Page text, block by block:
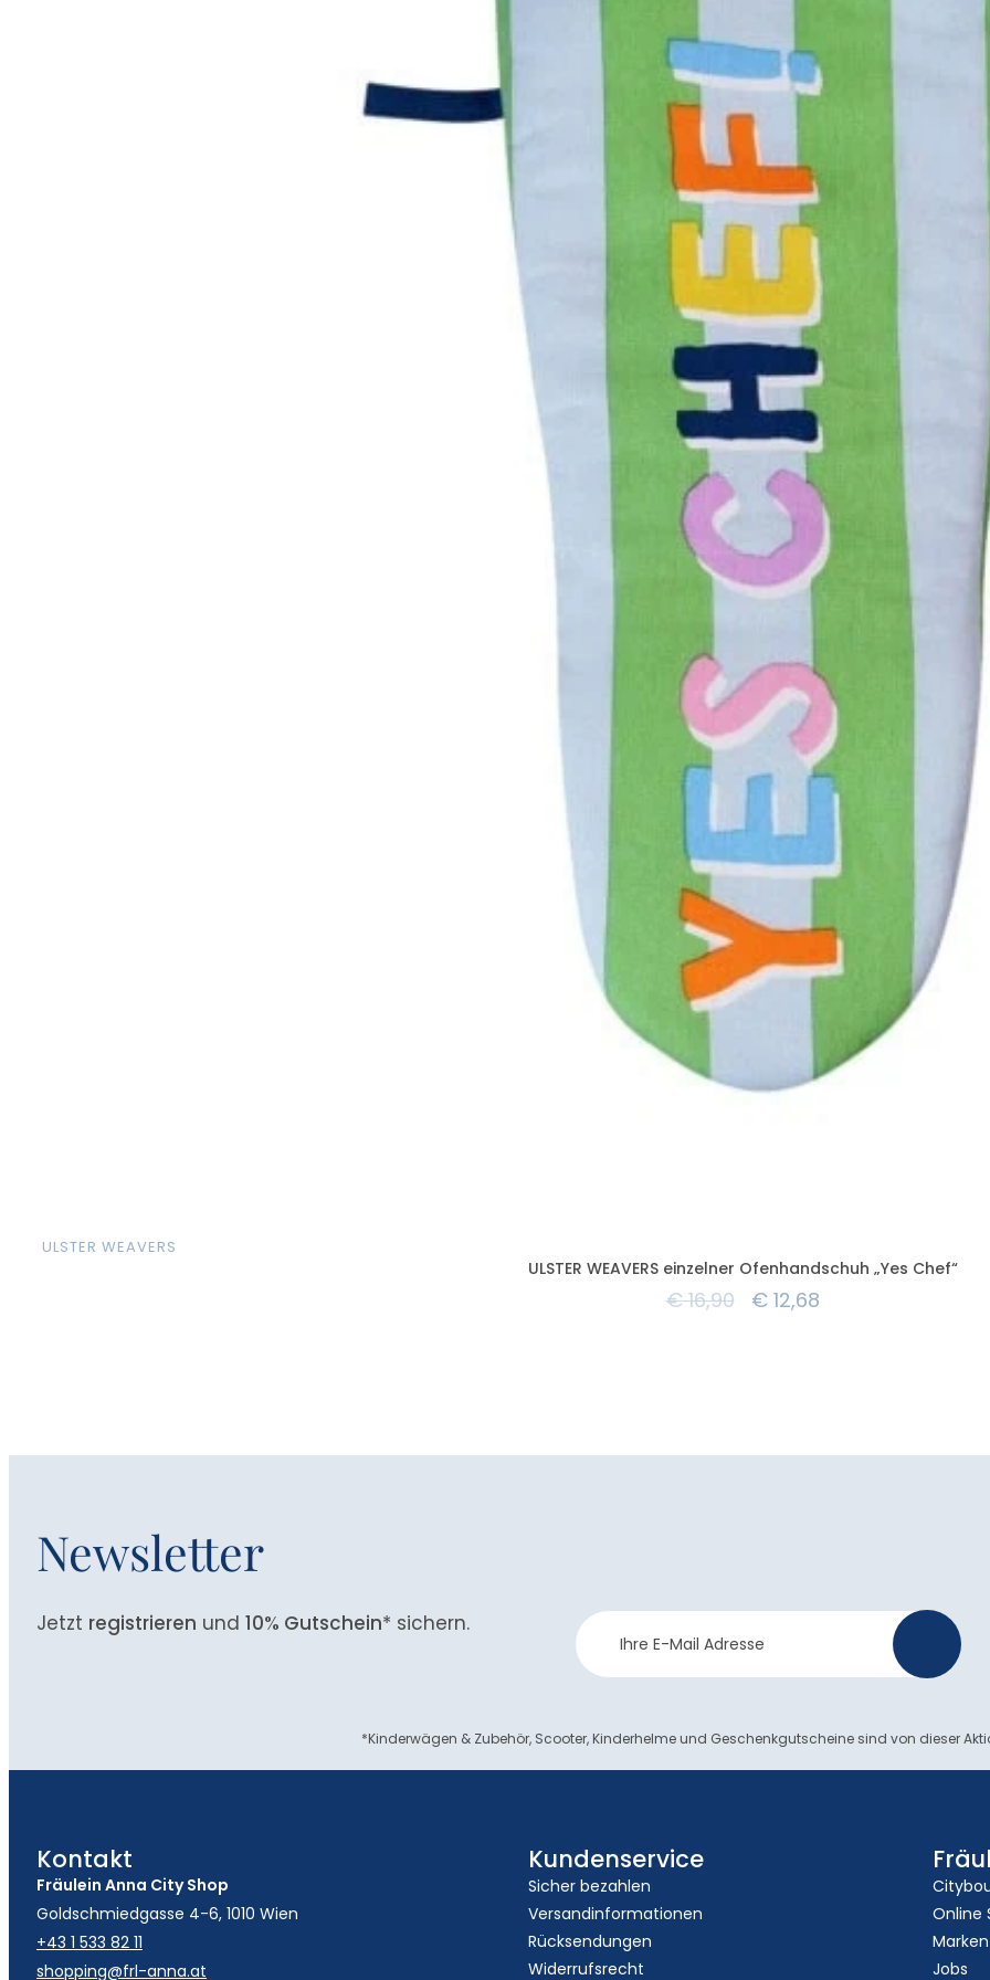
ULSTER WEAVERS
ULSTER WEAVERS einzelner Ofenhandschuh „Yes Chef“
€16,90 €12,68
Newsletter
Jetzt registrieren und 10% Gutschein* sichern.
Newsletter
Anmeldung
*Kinderwägen & Zubehör, Scooter, Kinderhelme und Geschenkgutscheine sind von dieser
Kontakt
Fräulein Anna City Shop
Goldschmiedgasse 4-6, 1010 Wien
+43 1 533 82 11
shopping@frl-anna.at
Kundenservice
Sicher bezahlen
Versandinformationen
Rücksendungen
Widerrufsrecht
Online
Marken
Jobs